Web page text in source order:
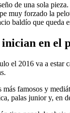
de una sola
muy forzado la
baldío que queda
en el
el 2016 va a estar
famosos y
palas junior y, en